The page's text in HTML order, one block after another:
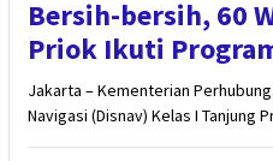
Bersih-bersih, 60
Priok Ikuti
Jakarta – Kementerian
Navigasi (Disnav) Kelas I